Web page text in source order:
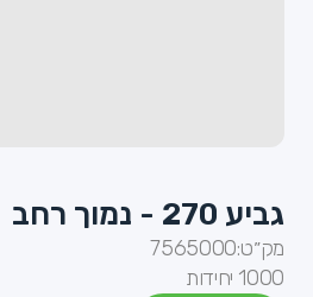
גביע 270 - נמוך רחב
מק״ט:7565000
1000 יחידות